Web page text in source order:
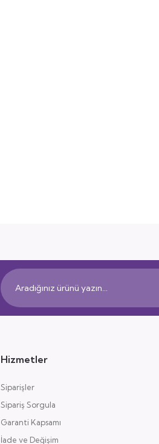
Hizmetler
Siparişler
Sipariş Sorgula
Garanti Kapsamı
İade ve Değişim